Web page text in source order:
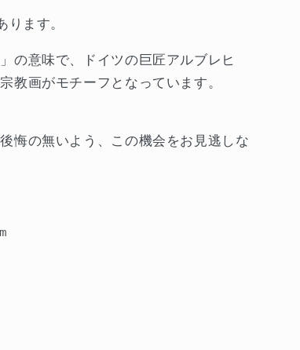
ります。
の意味で、ドイツの巨匠アルブレヒ
教画がモチーフとなっています。
悔の無いよう、この機会をお見逃しな